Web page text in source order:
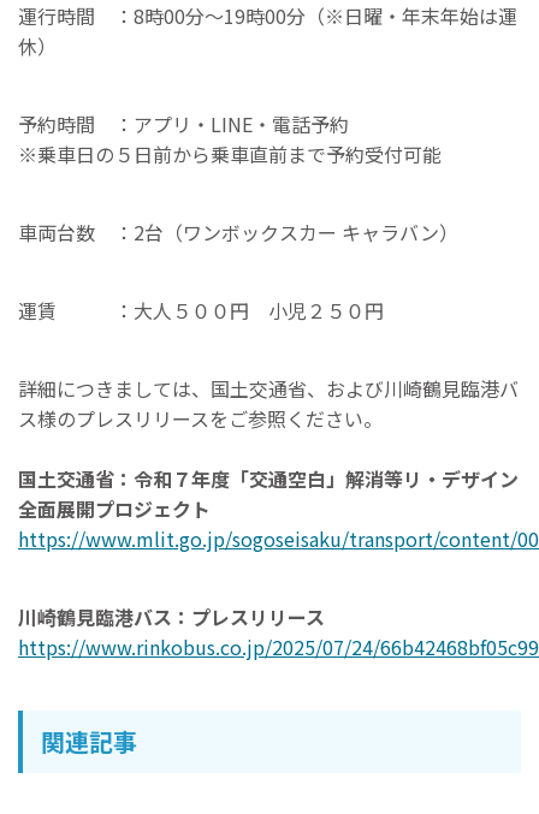
運行時間 ：8時00分〜19時00分（※日曜・年末年始は運
休）
予約時間 ：アプリ・LINE・電話予約
※乗車日の５日前から乗車直前まで予約受付可能
車両台数 ：2台（ワンボックスカー キャラバン）
運賃 ：大人５００円 小児２５０円
詳細につきましては、国土交通省、および川崎鶴見臨港バ
ス様のプレスリリースをご参照ください。
国土交通省：令和７年度「交通空白」解消等リ・デザイン
全面展開プロジェクト
https://www.mlit.go.jp/sogoseisaku/transport/content/
川崎鶴見臨港バス：プレスリリース
https://www.rinkobus.co.jp/2025/07/24/
関連記事